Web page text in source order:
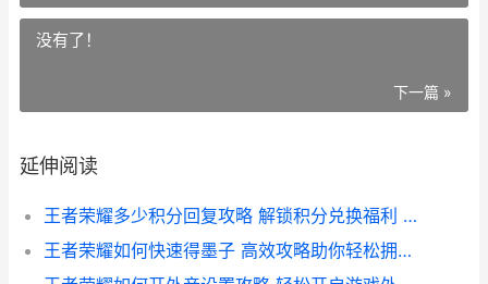
没有了！
下一篇 »
延伸阅读
王者荣耀多少积分回复攻略 解锁积分兑换福利 快速提升战力
王者荣耀如何快速得墨子 高效攻略助你轻松拥有这位英雄